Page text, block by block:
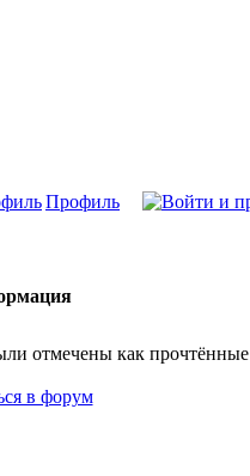
Профиль
отмечены как прочтённые
в форум